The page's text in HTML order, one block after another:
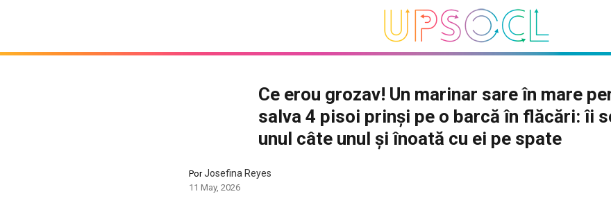
Ce erou grozav! Un marinar sare în mare
salva 4 pisoi prinși pe o barcă în flăcări: îi
unul câte unul și înoată cu ei pe spate
PorJosefina Reyes
11 May, 2026